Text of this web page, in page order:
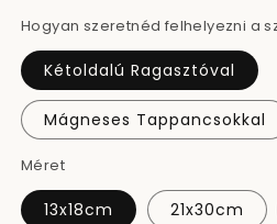
Hogyan szeretnéd felhelyezni a
Kétoldalú Ragasztóval
Mágneses Tappancsokkal
Méret
13x18cm 21x30cm